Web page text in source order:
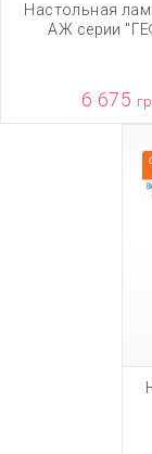
Настольная
АЖ серии
6 675